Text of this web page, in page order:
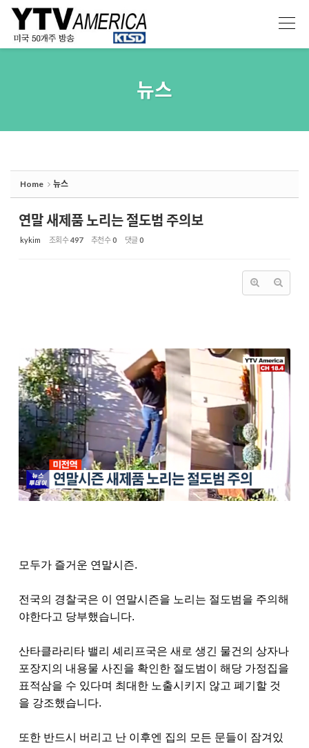
뉴스
Home 뉴스
연말 새제품 노리는 절도범 주의보
kykim 조회 수497 추천 수0 댓글0
모두가 즐거운 연말시즌.
전국의 경찰국은 이 연말시즌을 노리는 절도범을 주의해
야한다고 당부했습니다.
산타클라리타 밸리 셰리프국은 새로 생긴 물건의 상자나
포장지의 내용물 사진을 확인한 절도범이 해당 가정집을
표적삼을 수 있다며 최대한 노출시키지 않고 폐기할 것
을 강조했습니다.
또한 반드시 버리고 난 이후엔 집의 모든 문들이 잠겨있